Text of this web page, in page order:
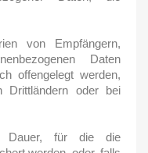
von Empfängern,
Daten
offengelegt werden,
Drittländern oder bei
Dauer, für die die